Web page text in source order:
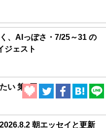
、AIっぽさ・7/25～31 の
ジェスト
い 第1回
朝エッセイと更新